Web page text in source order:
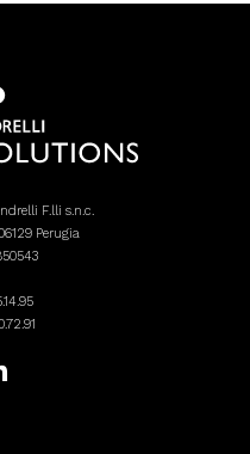
F.lli s.n.c.
Perugia